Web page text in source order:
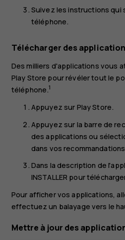
Suivez les instructions
téléphone.
Télécharger des
Des milliers d'applications vous
Play Store pour révéler tout le
téléphone.1
Appuyez sur Play Store.
Appuyez sur la barre de
des applications ou
dans vos
Dans la description de
INSTALLER pour
Pour afficher vos applications,
effectuez un balayage vers le
Mettre à jour des